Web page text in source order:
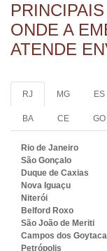
ONDE A
ATENDE
RJ MG ES
BA CE
Rio de Janeiro
São Gonçalo
Duque de Caxias
Nova Iguaçu
Niterói
Belford Roxo
São João de Meriti
Campos dos
Petrópolis